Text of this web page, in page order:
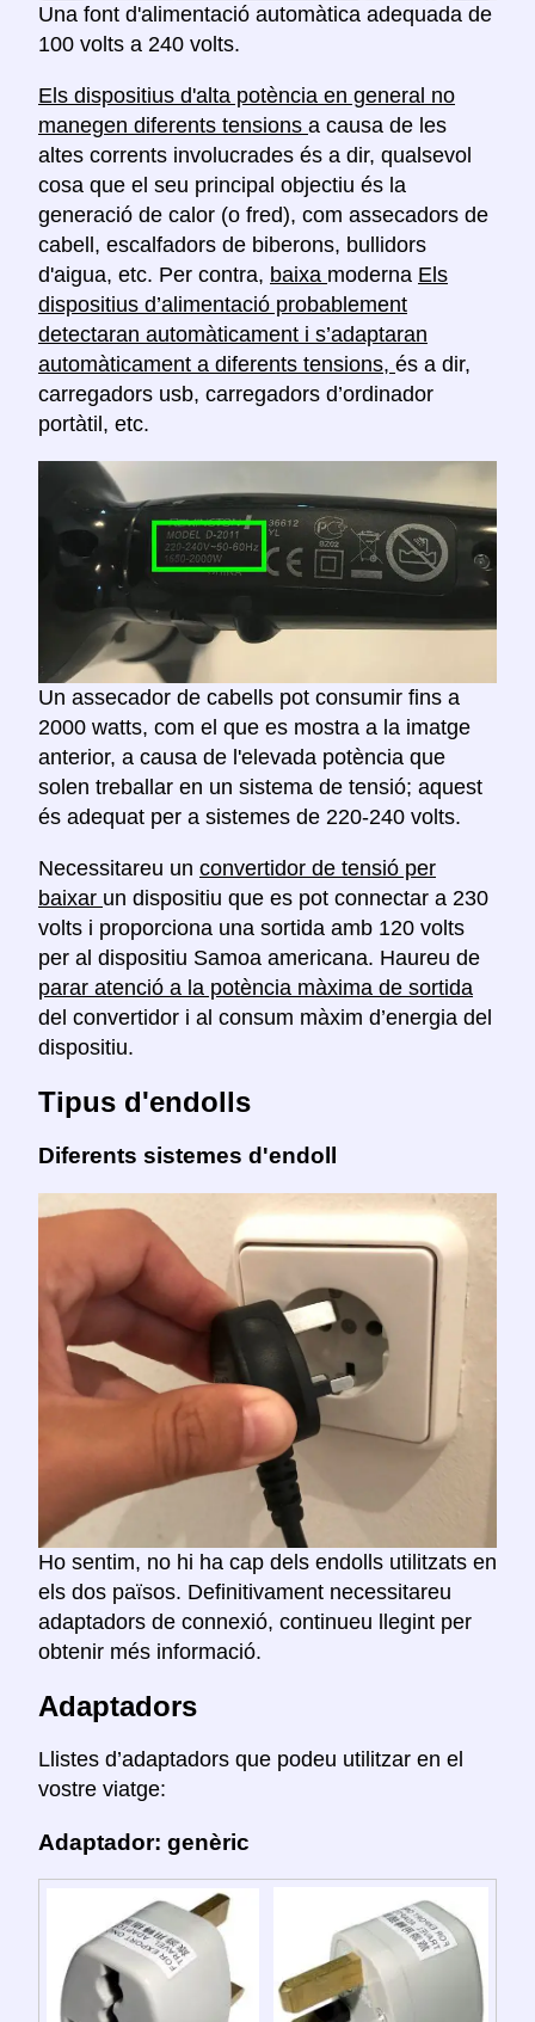
Una font d'alimentació automàtica adequada de
100 volts a 240 volts.
Els dispositius d'alta potència en general no
manegen diferents tensions a causa de les
altes corrents involucrades és a dir, qualsevol
cosa que el seu principal objectiu és la
generació de calor (o fred), com assecadors de
cabell, escalfadors de biberons, bullidors
d'aigua, etc. Per contra, baixa moderna Els
dispositius d’alimentació probablement
detectaran automàticament i s’adaptaran
automàticament a diferents tensions, és a dir,
carregadors usb, carregadors d’ordinador
portàtil, etc.
Un assecador de cabells pot consumir fins a
2000 watts, com el que es mostra a la imatge
anterior, a causa de l'elevada potència que
solen treballar en un sistema de tensió; aquest
és adequat per a sistemes de 220-240 volts.
Necessitareu un convertidor de tensió per
baixar un dispositiu que es pot connectar a 230
volts i proporciona una sortida amb 120 volts
per al dispositiu Samoa americana. Haureu de
parar atenció a la potència màxima de sortida
del convertidor i al consum màxim d’energia del
dispositiu.
Tipus d'endolls
Diferents sistemes d'endoll
Ho sentim, no hi ha cap dels endolls utilitzats en
els dos països. Definitivament necessitareu
adaptadors de connexió, continueu llegint per
obtenir més informació.
Adaptadors
Llistes d’adaptadors que podeu utilitzar en el
vostre viatge:
Adaptador: genèric